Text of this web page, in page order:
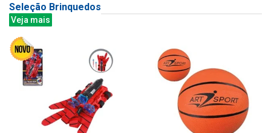
Seleção Brinquedos
Veja mais